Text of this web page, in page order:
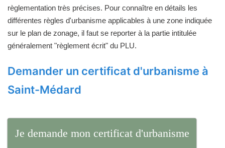
règlementation très précises. Pour connaître en détails les
différentes règles d'urbanisme applicables à une zone indiquée
sur le plan de zonage, il faut se reporter à la partie intitulée
généralement "règlement écrit" du PLU.
Demander un certificat d'urbanisme à
Saint-Médard
Je demande mon certificat d'urbanisme